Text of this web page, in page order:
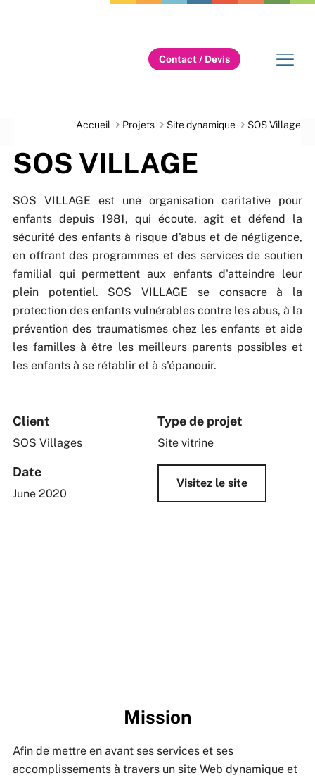
Contact / Devis
Accueil Projets Site dynamique SOS Village
SOS VILLAGE
SOS VILLAGE est une organisation caritative pour
enfants depuis 1981, qui écoute, agit et défend la
sécurité des enfants à risque d'abus et de négligence,
en offrant des programmes et des services de soutien
familial qui permettent aux enfants d'atteindre leur
plein potentiel. SOS VILLAGE se consacre à la
protection des enfants vulnérables contre les abus, à la
prévention des traumatismes chez les enfants et aide
les familles à être les meilleurs parents possibles et
les enfants à se rétablir et à s'épanouir.
Client
SOS Villages
Type de projet
Site vitrine
Date
June 2020
Visitez le site
Mission
Afin de mettre en avant ses services et ses
accomplissements à travers un site Web dynamique et